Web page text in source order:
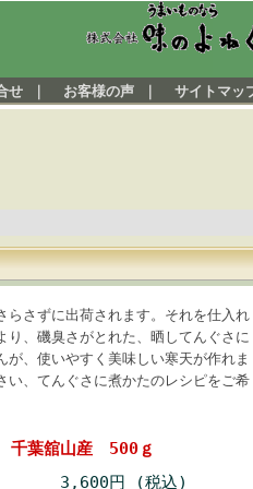
せ お客様の声 サイトマッ
さずに出荷されます。それを仕入れ
り、磯臭さがとれた、晒してんぐさに
、使いやすく美味しい寒天が作れま
い、てんぐさに煮かたのレシピをご希
千葉舘山産 500ｇ
3,600円 (税込)